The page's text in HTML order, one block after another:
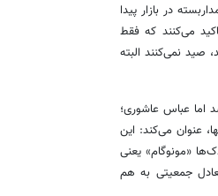
در بازار پیدا
می‌کنند که فقط
صید نمی‌کنند البته
اما عباس عاشوری؛
عنوان می‌کند: این
«مونوگام» یعنی
جمعیتی به هم